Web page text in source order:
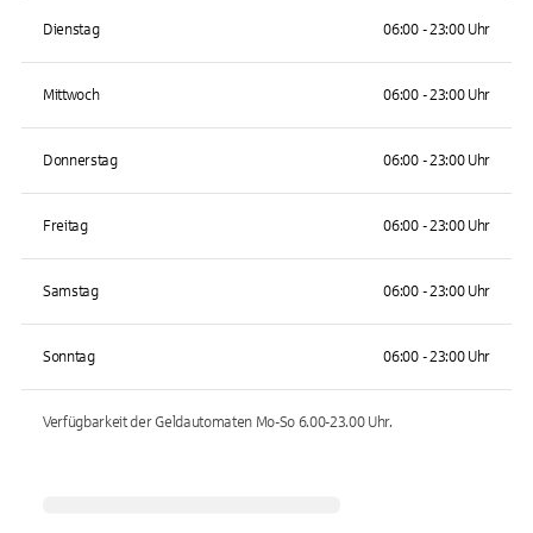
Dienstag 06:00 - 23:00 Uhr
Mittwoch 06:00 - 23:00 Uhr
Donnerstag 06:00 - 23:00 Uhr
Freitag 06:00 - 23:00 Uhr
Samstag 06:00 - 23:00 Uhr
Sonntag 06:00 - 23:00 Uhr
Verfügbarkeit der Geldautomaten Mo-So 6.00-23.00Uhr.